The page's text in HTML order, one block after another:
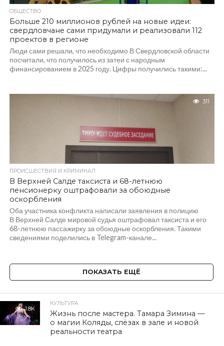
ОБЩЕСТВО
Больше 210 миллионов рублей на новые идеи:
свердловчане сами придумали и реализовали 112
проектов в регионе
Люди сами решали, что необходимо В Свердловской области
посчитали, что получилось из затеи с народным
финансированием в 2025 году. Цифры получились такими:...
311
ПРОИСШЕСТВИЯ И КРИМИНАЛ
В Верхней Салде таксиста и 68-летнюю
пенсионерку оштрафовали за обоюдные
оскорбления
Оба участника конфликта написали заявления в полицию
В Верхней Салде мировой судья оштрафовал таксиста и его
68-летнюю пассажирку за обоюдные оскорбления. Такими
сведениями поделились в Telegram-канале...
ПОКАЗАТЬ ЕЩЁ
1.8K
КУЛЬТУРА
Жизнь после мастера. Тамара Зимина —
о магии Коляды, слёзах в зале и новой
реальности театра